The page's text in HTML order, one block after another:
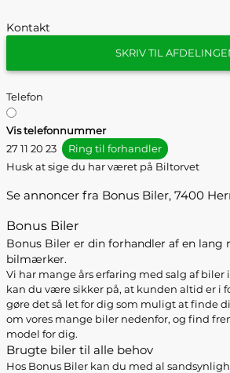
Kontakt
SKRIV TIL
Telefon
Vis telefonnummer
27 11 20 23
Ring til forhandler
Husk at sige du har været på Biltorvet
Se annoncer fra Bonus Biler, 7400
Bonus Biler
Bonus Biler er din forhandler af en
bilmærker.
Vi har mange års erfaring med salg af biler
kan du være sikker på, at kunden altid er i
gøre det så let for dig som muligt at finde
om vores mange biler nedenfor, og find
model for dig.
Brugte biler til alle behov
Hos Bonus Biler kan du med al